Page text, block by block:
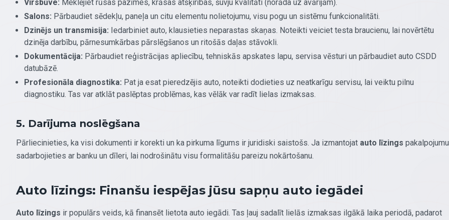
Virsbūve: Meklējiet rūsas pazīmes, krāsas atšķirības, šuvju kvalitāti (norāda uz avārijām).
Salons: Pārbaudiet sēdekļu, paneļa un citu elementu nolietojumu, visu pogu un sistēmu funkcionalitāti.
Dzinējs un transmisija: Iedarbiniet auto, klausieties neparastas skaņas. Noteikti veiciet testa braucienu, lai novērtētu
dzinēja darbību, pārnesumkārbas pārslēgšanos un ritošās daļas stāvokli.
Dokumentācija: Pārbaudiet reģistrācijas apliecību, tehniskās apskates lapu, servisa vēsturi un pārbaudiet auto CSDD
datubāzē.
Profesionāla diagnostika: Pat ja esat pieredzējis auto, noteikti dodieties uz neatkarīgu servisu, lai veiktu pilnu
diagnostiku. Tas var atklāt paslēptas problēmas, kas vēlāk var radīt lielas izmaksas.
5. Darījuma noslēgšana
Pārliecinieties, ka visi dokumenti ir korekti un ka pirkuma līgums ir juridiski saistošs. Ja izmantojat auto līzings
sadarbojieties ar banku un dīleri, lai nodrošinātu visu formalitāšu pareizu nokārtošanu.
Auto līzings: Finanšu iespējas jūsu sapņu auto iegādei
Auto līzings ir populārs veids, kā finansēt lietota auto iegādi. Tas ļauj sadalīt lielās izmaksas ilgākā laika periodā, padarot